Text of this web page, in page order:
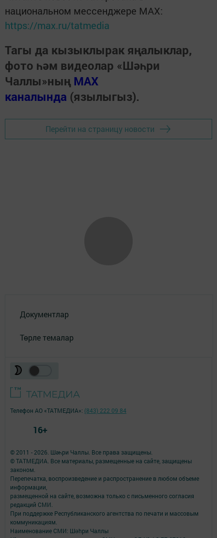
национальном мессенджере MАХ:
https://max.ru/tatmedia
Тагы да кызыклырак яңалыклар,
фото һәм видеолар «Шәһри
Чаллы»ның MAX
каналында (язылыгыз).
Перейти на страницу новости
Документлар
Төрле темалар
© 2011 - 2026. Шәһри Чаллы. Все права защищены.
© ТАТМЕДИА. Все материалы, размещенные на сайте, защищены
законом.
Перепечатка, воспроизведение и распространение в любом объеме
информации,
размещенной на сайте, возможна только с письменного согласия
редакций СМИ.
При поддержке Республиканского агентства по печати и массовым
коммуникациям.
Наименование СМИ: Шəhри Чаллы
Телефон АО «ТАТМЕДИА»: (843) 222 09 84
16+